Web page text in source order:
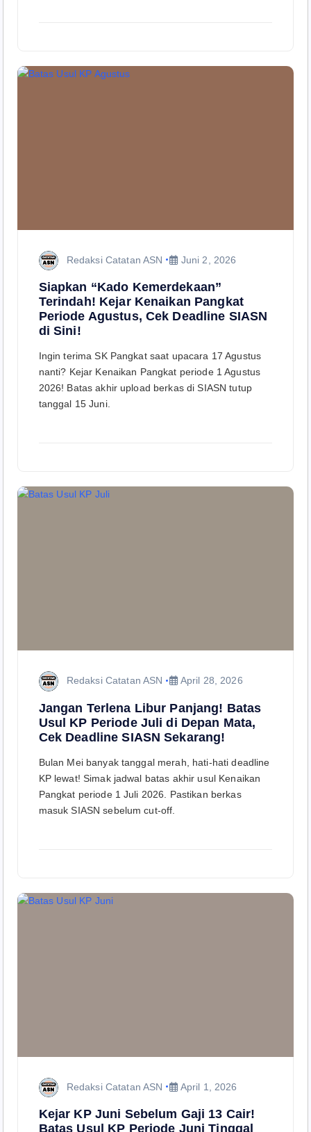
Redaksi Catatan ASN Juni 2, 2026
Siapkan “Kado Kemerdekaan”
Terindah! Kejar Kenaikan Pangkat
Periode Agustus, Cek Deadline SIASN
di Sini!
Ingin terima SK Pangkat saat upacara 17 Agustus
nanti? Kejar Kenaikan Pangkat periode 1 Agustus
2026! Batas akhir upload berkas di SIASN tutup
tanggal 15 Juni.
Redaksi Catatan ASN April 28, 2026
Jangan Terlena Libur Panjang! Batas
Usul KP Periode Juli di Depan Mata,
Cek Deadline SIASN Sekarang!
Bulan Mei banyak tanggal merah, hati-hati deadline
KP lewat! Simak jadwal batas akhir usul Kenaikan
Pangkat periode 1 Juli 2026. Pastikan berkas
masuk SIASN sebelum cut-off.
Redaksi Catatan ASN April 1, 2026
Kejar KP Juni Sebelum Gaji 13 Cair!
Batas Usul KP Periode Juni Tinggal